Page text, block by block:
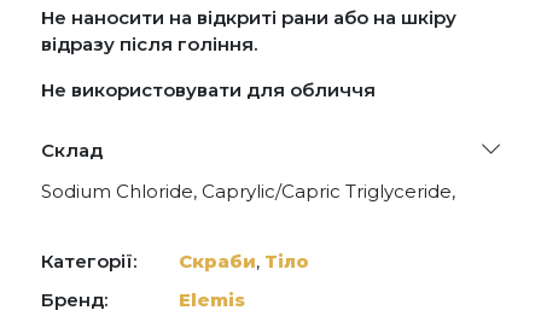
Не наносити на відкриті рани або на шкіру
відразу після гоління.
Не використовувати для обличчя
Склад
Sodium Chloride, Caprylic/Capric Triglyceride,
Stearate, PEG-100 Stearate, Fragrance (Parfum),
Jasminum Officinale (Jasmine) Flower Powder,
Tocopherol, Citrus Aurantium Bergamia
Категорії: Скраби, Тіло
Бренд:
Elemis